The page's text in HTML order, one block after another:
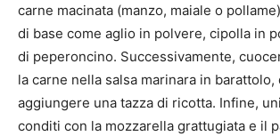
carne macinata (manzo, maiale o
di base come aglio in polvere, cipolla in
di peperoncino. Successivamente,
la carne nella salsa marinara in barattolo,
aggiungere una tazza di ricotta. Infine,
conditi con la mozzarella grattugiata e il